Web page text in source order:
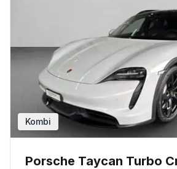
Kombi
Porsche Taycan Turbo